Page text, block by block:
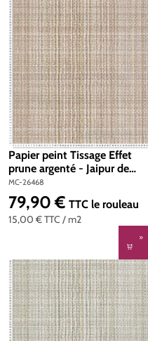
Papier peint Tissage Effet
prune argenté - Jaipur de
Montecolino | Réf. MC-26468
MC-26468
15,00 €TTC / m2
Prix régulier :
79,90 € TTC le rouleau